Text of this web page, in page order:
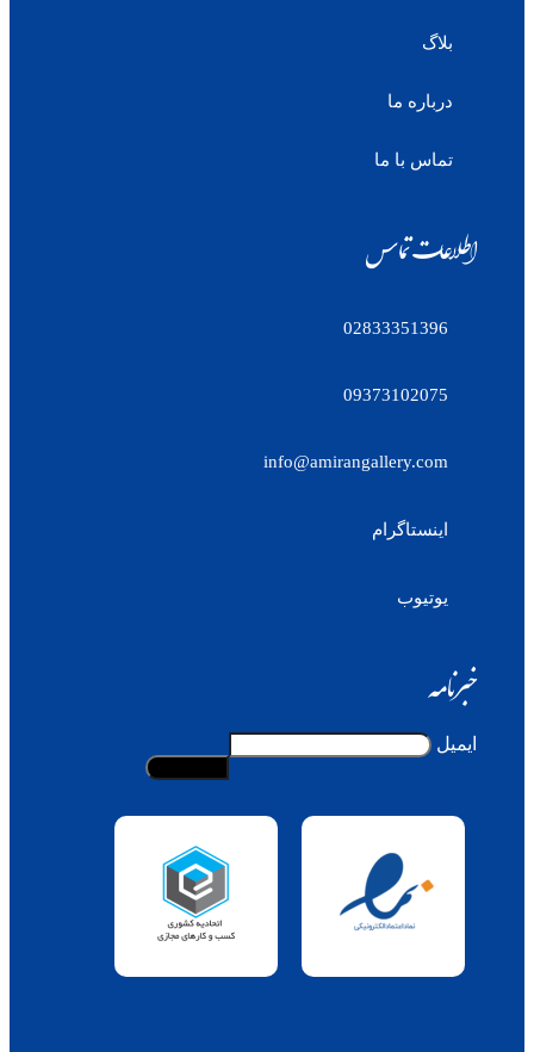
بلاگ
درباره ما
تماس با ما
اطلاعات تماس
02833351396
09373102075
info@amirangallery.com
اینستاگرام
یوتیوب
خبرنامه
ایمیل